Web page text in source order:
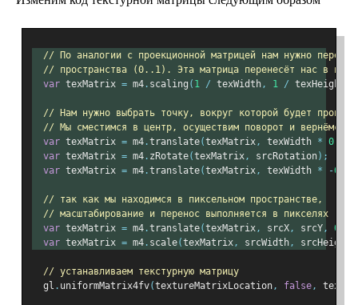
// По аналогии с проекционной матрицей нам нужно
// пространства (0..1). Эта матрица перенесёт нас в
var texMatrix = m4 . scaling ( 1 / texWidth, 1 / texHeight
// Нам нужно выбрать точку, вокруг которой будет
// Мы сместимся в центр, осуществим поворот и вернёмся
var texMatrix = m4 .translate(texMatrix, texWidth * 0.5
var texMatrix = m4 . zRotate(texMatrix, srcRotation);
var texMatrix = m4 .translate(texMatrix, texWidth * -0.5
// так как мы находимся в пиксельном пространстве,
// масштабирование и перенос выполняется в пикселях
var texMatrix = m4 .translate(texMatrix, srcX, srcY, 0
var texMatrix = m4 . scale(texMatrix, srcWidth, srcHeight
// устанавливаем текстурную матрицу
  gl
. uniformMatrix4fv(textureMatrixLocation, false,